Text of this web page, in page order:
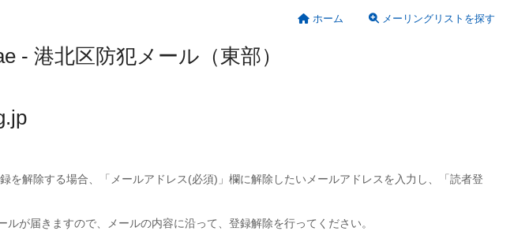
ホーム メーリングリストを探す
- 港北区防犯メール（東部）
を解除する場合、「メールアドレス(必須)」欄に解除したいメールアドレスを入力し、「読者登
が届きますので、メールの内容に沿って、登録解除を行ってください。